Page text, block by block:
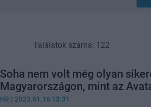
Találatok száma: 122
Soha nem volt még olyan
Magyarországon, mint az
Hír | 2023.01.16 13:31